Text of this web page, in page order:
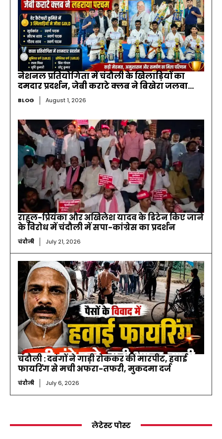
नेशनल प्रतियोगिता में चंदौली के खिलाड़ियों का
दमदार प्रदर्शन, जेबी कराटे क्लब ने बिखेरा जलवा…
BLOG August 1, 2026
राहुल-प्रियंका और अखिलेश यादव के डिटेन किए जाने
के विरोध में चंदौली में सपा-कांग्रेस का प्रदर्शन
चंदौली July 21, 2026
चंदौली : दबंगों ने गाड़ी रोककर की मारपीट, हवाई
फायरिंग से मची अफरा-तफरी, मुकदमा दर्ज
चंदौली July 6, 2026
लेटेस्ट पोस्ट